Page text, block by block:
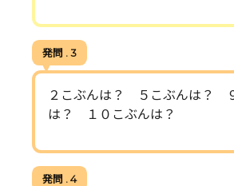
発問 . 3
２こぶんは？ ５こぶんは？
は？ １０こぶんは？
発問 . 4